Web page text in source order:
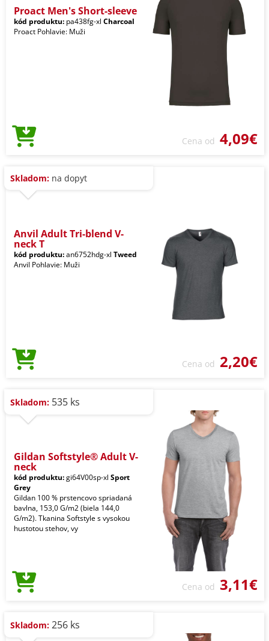
Proact Men's Short-sleeve
kód produktu: pa438fg-xl Charcoal
Proact Pohlavie: Muži
Cena od 4,09€
Skladom: na dopyt
Anvil Adult Tri-blend V-
neck T
kód produktu:an6752hdg-xl Tweed
Anvil Pohlavie: Muži
Cena od 2,20€
Skladom: 535 ks
Gildan Softstyle® Adult V-
neck
kód produktu:gi64V00sp-xl Sport
Grey
Gildan 100 % prstencovo spriadaná
bavlna, 153,0 G/m2 (biela 144,0
G/m2). Tkanina Softstyle s vysokou
hustotou stehov, vy
Cena od 3,11€
Skladom: 256 ks